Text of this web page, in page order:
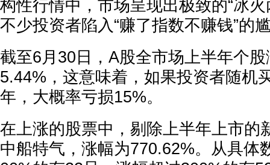
构性行情中，市场呈现出极致的“冰
不少投资者陷入“赚了指数不赚钱”的
截至6月30日，A股全市场上半年个
5.44%，这意味着，如果投资者随机
年，大概率亏损15%。
在上涨的股票中，剔除上半年上市的
中船特气，涨幅为770.62%。从具体